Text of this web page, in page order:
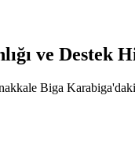
ve Destek
Biga